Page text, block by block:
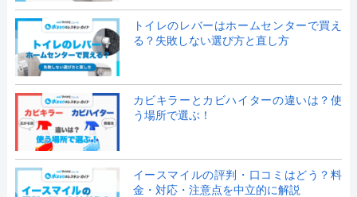
トイレのレバーはホームセンターで買え
る？失敗しない選び方と直し方
カビキラーとカビハイターの違いは？使
う場所で選ぶ！
イースマイルの評判・口コミはどう？料
金・対応・注意点を中立的に解説